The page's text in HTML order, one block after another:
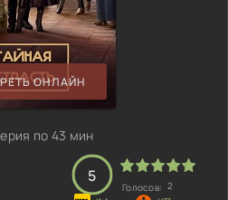
ОНЛАЙН
по 43 мин
5
Голосов: 2